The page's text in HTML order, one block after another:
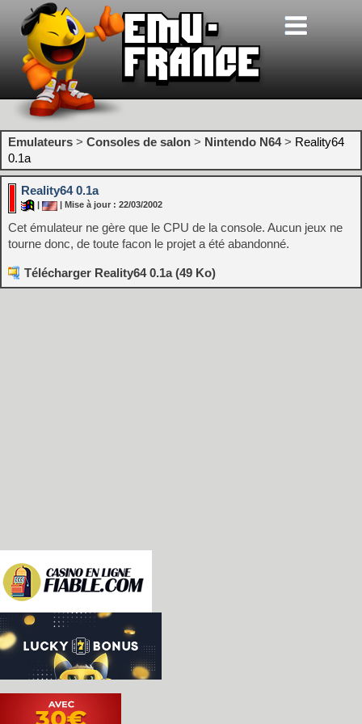
Emulateurs > Consoles de salon > Nintendo N64> Reality64
0.1a
Reality64 0.1a
| Mise à jour : 22/03/2002
Cet émulateur ne gère que le CPU de la console. Aucun jeux ne
tourne donc, de toute facon le projet a été abandonné.
Télécharger Reality64 0.1a (49 Ko)